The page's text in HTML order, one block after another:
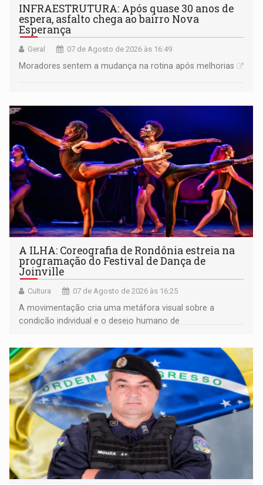
INFRAESTRUTURA: Após quase 30 anos de
espera, asfalto chega ao bairro Nova
Esperança
Geral 07 de Agosto de 2026 às 16:49
Moradores sentem a mudança na rotina após melhorias
A ILHA: Coreografia de Rondônia estreia na
programação do Festival de Dança de
Joinville
Cultura 07 de Agosto de 2026 às 16:25
A movimentação cria uma metáfora visual sobre a
condição individual e o desejo humano de